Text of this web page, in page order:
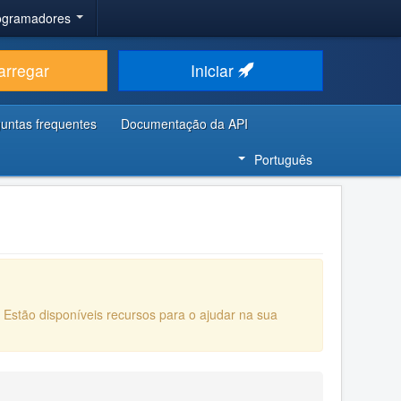
Iniciar
frequentes
Documentação da API
Português
Estão disponíveis recursos para o ajudar na sua